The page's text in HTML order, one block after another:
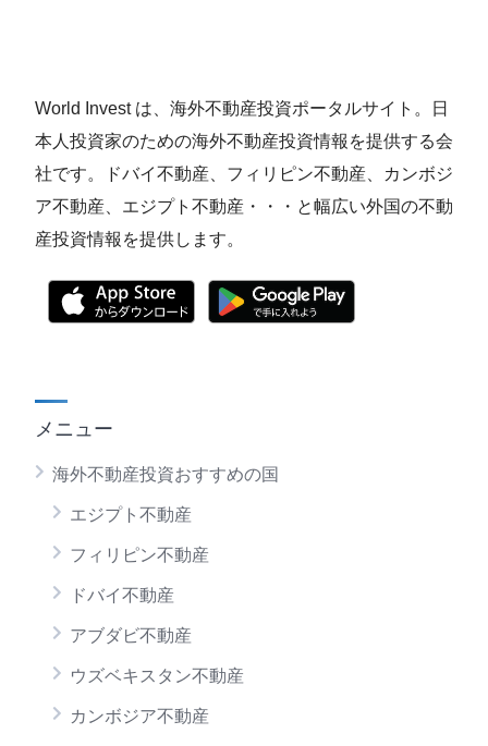
World Invest は、海外不動産投資ポータルサイト。日
本人投資家のための海外不動産投資情報を提供する会
社です。ドバイ不動産、フィリピン不動産、カンボジ
ア不動産、エジプト不動産・・・と幅広い外国の不動
産投資情報を提供します。
メニュー
海外不動産投資おすすめの国
エジプト不動産
フィリピン不動産
ドバイ不動産
アブダビ不動産
ウズベキスタン不動産
カンボジア不動産